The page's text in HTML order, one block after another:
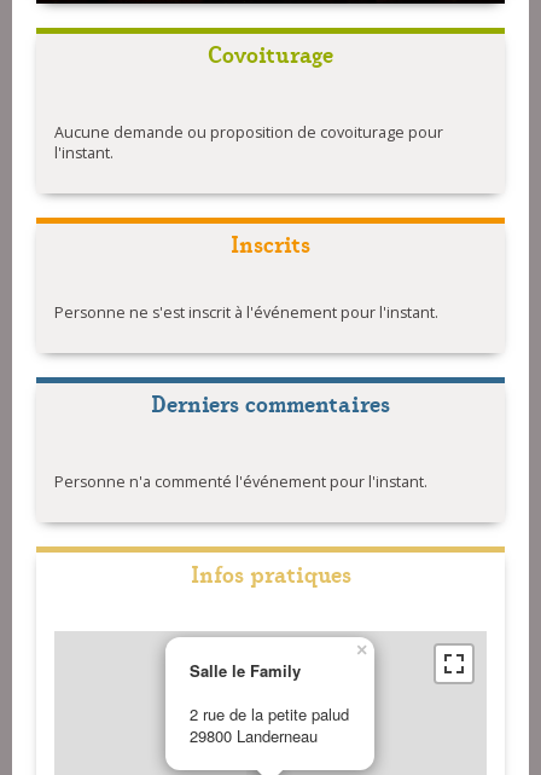
Covoiturage
Aucune demande ou proposition de covoiturage pour
l'instant.
Inscrits
Personne ne s'est inscrit à l'événement pour l'instant.
Derniers commentaires
Personne n'a commenté l'événement pour l'instant.
Infos pratiques
Salle le Family
2 rue de la petite palud
29800 Landerneau
×